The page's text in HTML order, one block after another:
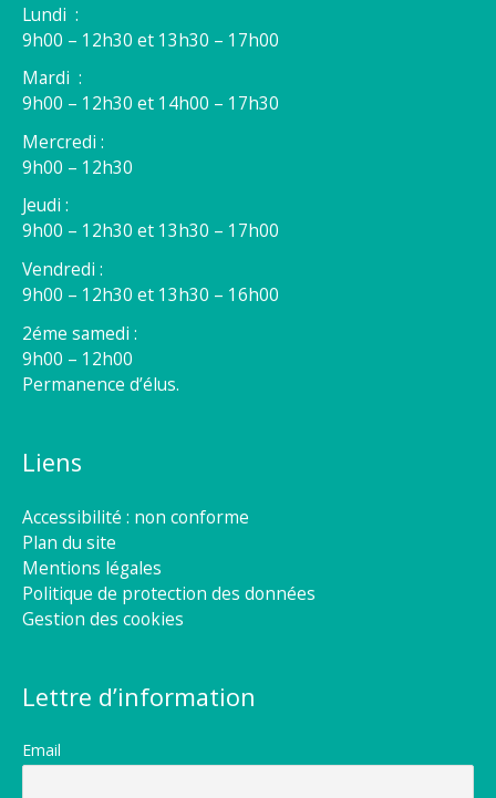
Lundi :
9h00 – 12h30 et 13h30 – 17h00
Mardi :
9h00 – 12h30 et 14h00 – 17h30
Mercredi :
9h00 – 12h30
Jeudi :
9h00 – 12h30 et 13h30 – 17h00
Vendredi :
9h00 – 12h30 et 13h30 – 16h00
2éme samedi :
9h00 – 12h00
Permanence d’élus.
Liens
Accessibilité : non conforme
Plan du site
Mentions légales
Politique de protection des données
Gestion des cookies
Lettre d’information
Email